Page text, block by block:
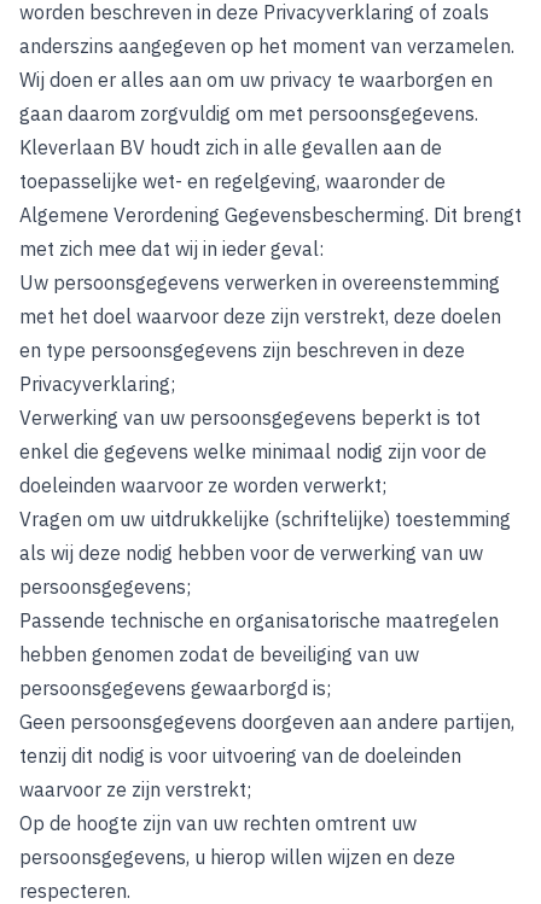
worden beschreven in deze Privacyverklaring of zoals
anderszins aangegeven op het moment van verzamelen.
Wij doen er alles aan om uw privacy te waarborgen en
gaan daarom zorgvuldig om met persoonsgegevens.
Kleverlaan BV houdt zich in alle gevallen aan de
toepasselijke wet- en regelgeving, waaronder de
Algemene Verordening Gegevensbescherming. Dit brengt
met zich mee dat wij in ieder geval:
Uw persoonsgegevens verwerken in overeenstemming
met het doel waarvoor deze zijn verstrekt, deze doelen
en type persoonsgegevens zijn beschreven in deze
Privacyverklaring;
Verwerking van uw persoonsgegevens beperkt is tot
enkel die gegevens welke minimaal nodig zijn voor de
doeleinden waarvoor ze worden verwerkt;
Vragen om uw uitdrukkelijke (schriftelijke) toestemming
als wij deze nodig hebben voor de verwerking van uw
persoonsgegevens;
Passende technische en organisatorische maatregelen
hebben genomen zodat de beveiliging van uw
persoonsgegevens gewaarborgd is;
Geen persoonsgegevens doorgeven aan andere partijen,
tenzij dit nodig is voor uitvoering van de doeleinden
waarvoor ze zijn verstrekt;
Op de hoogte zijn van uw rechten omtrent uw
persoonsgegevens, u hierop willen wijzen en deze
respecteren.